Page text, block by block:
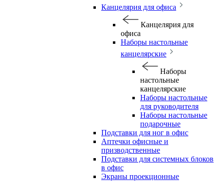
Канцелярия для офиса
Канцелярия для
офиса
Наборы настольные
канцелярские
Наборы
настольные
канцелярские
Наборы настольные
для руководителя
Наборы настольные
подарочные
Подставки для ног в офис
Аптечки офисные и
призводственные
Подставки для системных блоков
в офис
Экраны проекционные